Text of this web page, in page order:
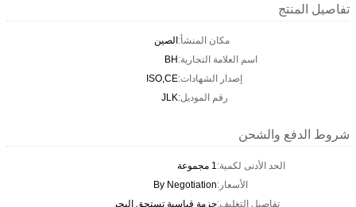
تفاصيل المنتج
مكان المنشأ:الصين
اسم العلامة التجارية:BH
إصدار الشهادات:ISO,CE
رقم الموديل:JLK
شروط الدفع والشحن
الحد الأدنى لكمية:1 مجموعة
الأسعار:By Negotiation
تفاصيل التغليف:حزمة قياسية تستحق البحر